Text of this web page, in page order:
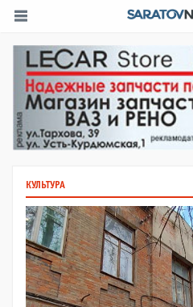
КУЛЬТУРА